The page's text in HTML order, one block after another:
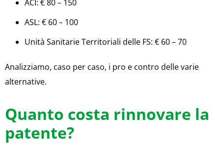
ACI: € 80 – 150
ASL: € 60 – 100
Unità Sanitarie Territoriali delle FS: € 60 – 70
Analizziamo, caso per caso, i pro e contro delle varie
alternative.
Quanto costa rinnovare la
patente?